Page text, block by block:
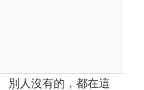
別人沒有的，都在這